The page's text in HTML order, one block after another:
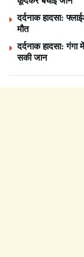
दर्दनाक हादसा:
मौत
दर्दनाक हादसा:
सकी जान